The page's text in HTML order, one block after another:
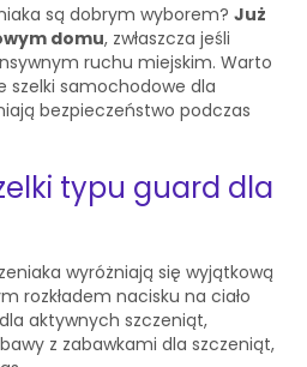
są dobrym wyborem? Już
domu, zwłaszcza jeśli
ruchu miejskim. Warto
szelki samochodowe dla
bezpieczeństwo podczas
typu guard dla
wyróżniają się wyjątkową
rozkładem nacisku na ciało
aktywnych szczeniąt,
z zabawkami dla szczeniąt,